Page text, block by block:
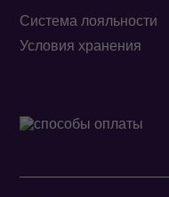
Система лояльности
Условия хранения